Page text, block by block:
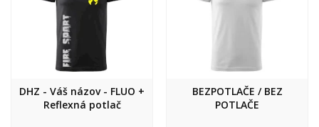
DHZ - Váš názov - FLUO +
Reflexná potlač
BEZPOTLAČE / BEZ
POTLAČE